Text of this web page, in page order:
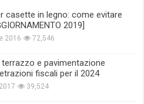
casette in legno: come evitare
2019]
2016 72,546
e pavimentazione
fiscali per il 2024
39,524